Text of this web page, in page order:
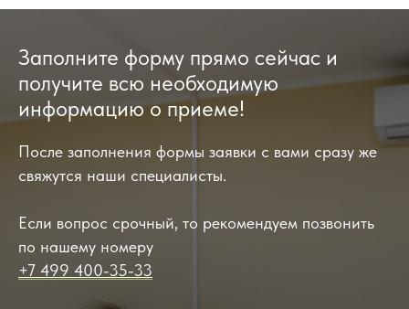
Заполните форму прямо сейчас и
получите всю необходимую
информацию о приеме!
После заполнения формы заявки с вами сразу же
свяжутся наши специалисты.
Если вопрос срочный, то рекомендуем позвонить
по нашему номеру
+7 499 400-35-33